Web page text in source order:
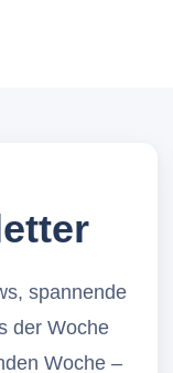
spannende
der Woche
Woche –